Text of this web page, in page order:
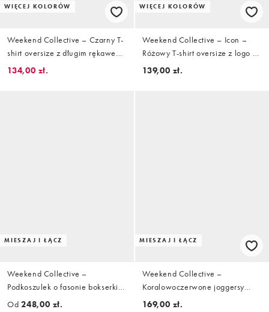
WIĘCEJ KOLORÓW
Weekend Collective – Czarny T-
shirt oversize z długim rękawem i
logo na plecach
134,00 zł.
WIĘCEJ KOLORÓW
Weekend Collective – Icon –
Różowy T-shirt oversize z logo na
plecach
139,00 zł.
MIESZAJ I ŁĄCZ
Weekend Collective –
Podkoszulek o fasonie bokserki z
grafiką, część zestawu
Od 248,00 zł.
MIESZAJ I ŁĄCZ
Weekend Collective –
Koralowoczerwone joggersy
oversize z baryłkowymi
169,00 zł.